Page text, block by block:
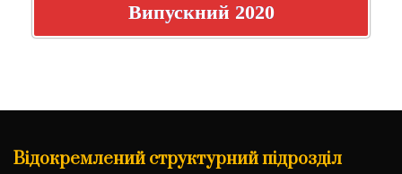
Випускний 2020
Відокремлений структурний підрозділ